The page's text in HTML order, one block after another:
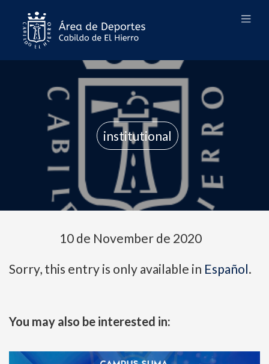
institutional
10 de November de 2020
Sorry, this entry is only available in Español.
You may also be interested in: